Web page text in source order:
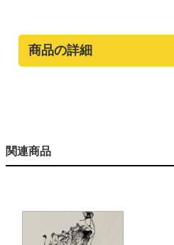
商品の詳細
関連商品